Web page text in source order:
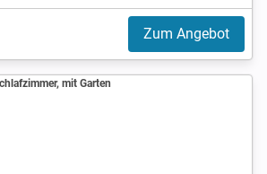
Zum Angebot